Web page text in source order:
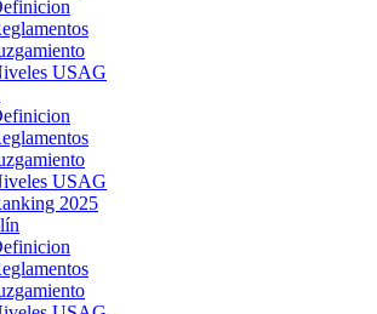
USAG
USAG
2025